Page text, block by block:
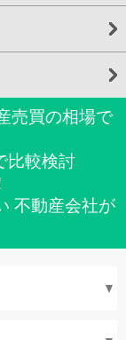
売買の相場で
比較検討
不動産会社が